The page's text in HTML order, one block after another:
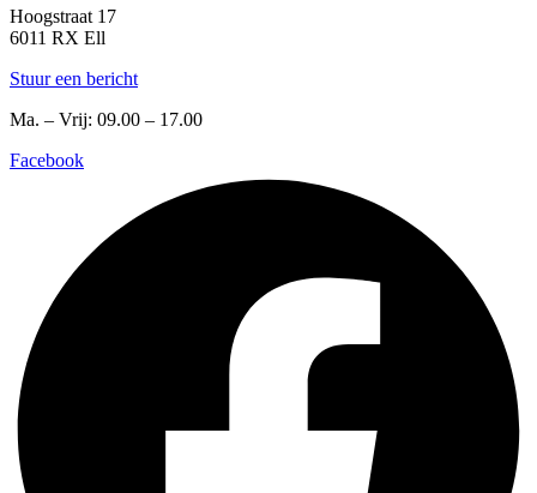
Hoogstraat 17
6011 RX Ell
Stuur een bericht
Ma. – Vrij: 09.00 – 17.00
Facebook